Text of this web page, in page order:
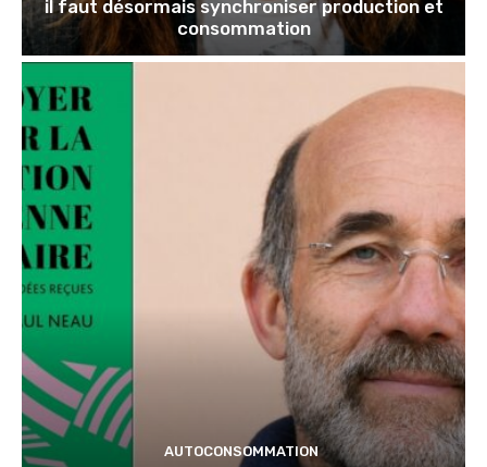
il faut désormais synchroniser production et
consommation
AUTOCONSOMMATION